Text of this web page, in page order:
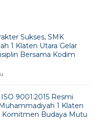
Sukses, SMK
1 Klaten Utara Gelar
Bersama Kodim
9001:2015 Resmi
1 Klaten
Komitmen Budaya Mutu